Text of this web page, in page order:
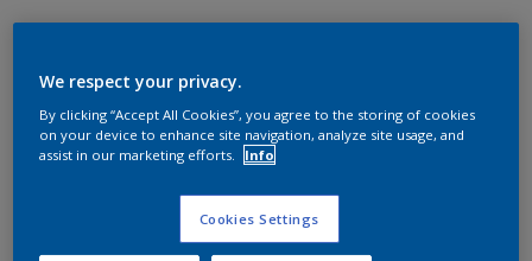
We respect your privacy.
By clicking “Accept All Cookies”, you agree to the storing of cookies
on your device to enhance site navigation, analyze site usage, and
assist in our marketing efforts.
Info
Cookies Settings